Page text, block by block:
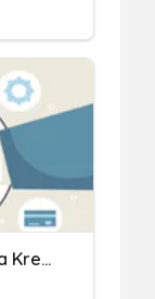
Kelebihan Dan Kekuranga Kredit